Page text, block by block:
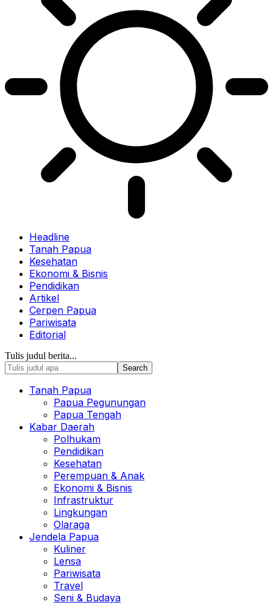
Headline
Tanah Papua
Kesehatan
Ekonomi & Bisnis
Pendidikan
Artikel
Cerpen Papua
Pariwisata
Editorial
Tulis judul berita...
Tanah Papua
Papua Pegunungan
Papua Tengah
Kabar Daerah
Polhukam
Pendidikan
Kesehatan
Perempuan & Anak
Ekonomi & Bisnis
Infrastruktur
Lingkungan
Olaraga
Jendela Papua
Kuliner
Lensa
Pariwisata
Travel
Seni & Budaya